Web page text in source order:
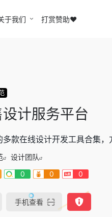
于我们 打赏赞助❤️
计服务平台
多款在线设计开发工具合集，
设计团队
0 0 0
手机查看